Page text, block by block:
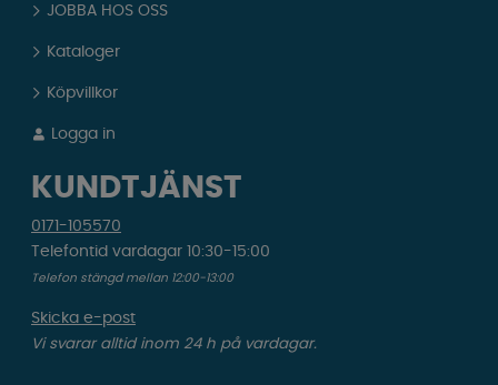
JOBBA HOS OSS
Kataloger
Köpvillkor
Logga in
KUNDTJÄNST
0171-105570
Telefontid vardagar 10:30-15:00
Telefon stängd mellan 12:00-13:00
Skicka e-post
Vi svarar alltid inom 24 h på vardagar.